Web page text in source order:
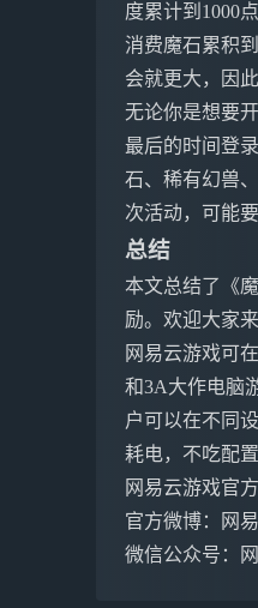
度累计到1000
消费魔石累积
会就更大，因
无论你是想要
最后的时间登
石、稀有幻兽
次活动，可能
总结
本文总结了《
励。欢迎大家
网易云游戏可
和3A大作电脑
户可以在不同
耗电，不吃配
网易云游戏官方
官方微博：网
微信公众号：